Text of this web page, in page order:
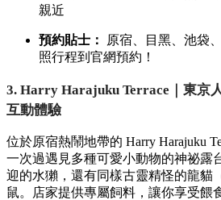
親近
預約貼士： 原宿、 目黑、 池袋、
照行程到官網預約！
3. Harry Harajuku Terrace｜東京
互動體驗
位於原宿熱鬧地帶的 Harry Harajuku
一次過遇見多種可愛小動物的神祕露
迎的水獺， 還有同樣古靈精怪的龍貓
鼠。
店家提供專屬飼料， 讓你享受餵